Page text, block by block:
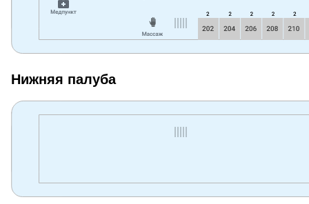
Нижняя палуба